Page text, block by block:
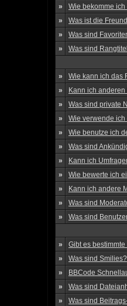
»
Wie bekomme
»
Was ist die
»
Was sind
»
Was sind
»
Wie kann ich das
»
Kann ich
»
Was sind private
»
Wie verwende
»
Wie benutze ich
»
Was sind
»
Kann ich
»
Wie bewerte ich
»
Kann ich andere
»
Was sind
»
Was sind
»
Gibt es
»
Was sind Smilies?
»
BBCode
»
Was sind
»
Was sind